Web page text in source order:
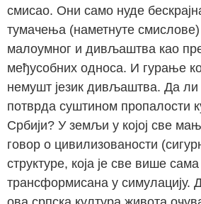
смисао. Они само нуде
тумачења (наметнуте смислове)
малоумног и дивљаштва као
међусобних односа. И гурање
немушт језик дивљаштва. Да ли
потврда суштином пропалости
Србији? У земљи у којој све
говор о цивилизованости
структуре, која је све више
трансформисана у симулацију.